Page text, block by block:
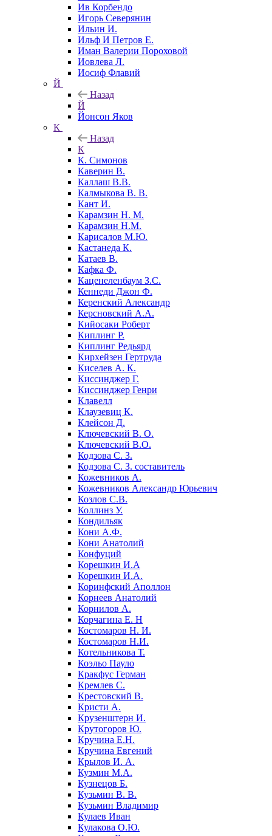
Ив Корбендо
Игорь Северянин
Ильин И.
Ильф И Петров Е.
Иман Валерии Пороховой
Иовлева Л.
Иосиф Флавий
Й
Назад
Й
Йонсон Яков
К
Назад
К
К. Симонов
Каверин В.
Каллаш В.В.
Калмыкова В. В.
Кант И.
Карамзин Н. М.
Карамзин Н.М.
Карисалов М.Ю.
Кастанеда К.
Катаев В.
Кафка Ф.
Каценеленбаум З.С.
Кеннеди Джон Ф.
Керенский Александр
Керсновский А.А.
Кийосаки Роберт
Киплинг Р.
Киплинг Редьярд
Кирхейзен Гертруда
Киселев А. К.
Киссинджер Г.
Киссинджер Генри
Клавелл
Клаузевиц К.
Клейсон Д.
Ключевский В. О.
Ключевский В.О.
Кодзова С. З.
Кодзова С. З. составитель
Кожевников А.
Кожевников Александр Юрьевич
Козлов С.В.
Коллинз У.
Кондильяк
Кони А.Ф.
Кони Анатолий
Конфуций
Корешкин И.А
Корешкин И.А.
Коринфский Аполлон
Корнеев Анатолий
Корнилов А.
Корчагина Е. Н
Костомаров Н. И.
Костомаров Н.И.
Котельникова Т.
Коэльо Пауло
Кракфус Герман
Кремлев С.
Крестовский В.
Кристи А.
Крузенштерн И.
Крутогоров Ю.
Кручина Е.Н.
Кручина Евгений
Крылов И. А.
Кузмин М.А.
Кузнецов Б.
Кузьмин В. В.
Кузьмин Владимир
Кулаев Иван
Кулакова О.Ю.